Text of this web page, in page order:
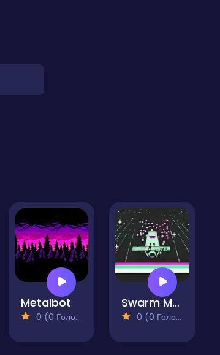
Metalbot
0 (0 Голосів)
Swarm Master
0 (0 Голосів)